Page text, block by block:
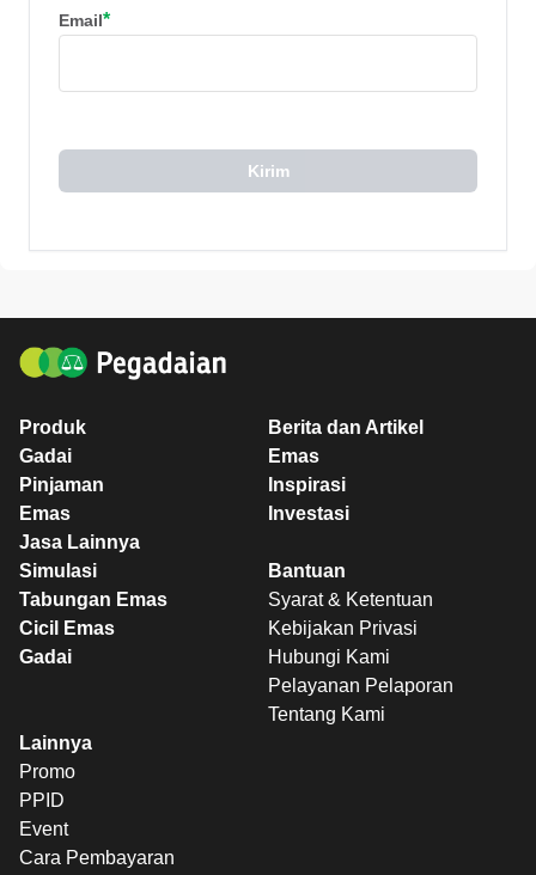
Email*
Kirim
Produk
Gadai
Pinjaman
Emas
Jasa Lainnya
Berita dan Artikel
Emas
Inspirasi
Investasi
Simulasi
Tabungan Emas
Cicil Emas
Gadai
Bantuan
Syarat & Ketentuan
Kebijakan Privasi
Hubungi Kami
Pelayanan Pelaporan
Tentang Kami
Lainnya
Promo
PPID
Event
Cara Pembayaran